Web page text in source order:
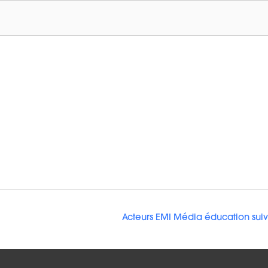
Acteurs EMI Média éducation